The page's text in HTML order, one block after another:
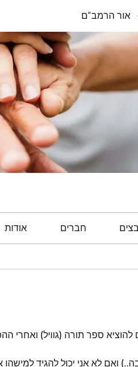
אור הרמב"ם
חברים אודות